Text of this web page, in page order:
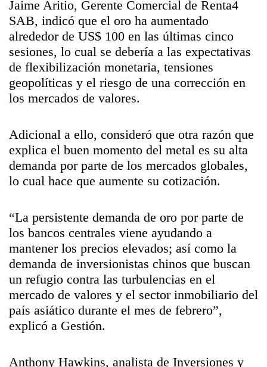
Jaime Aritio, Gerente Comercial de Renta4
SAB, indicó que el oro ha aumentado
alrededor de US$ 100 en las últimas cinco
sesiones, lo cual se debería a las expectativas
de flexibilización monetaria, tensiones
geopolíticas y el riesgo de una corrección en
los mercados de valores.
Adicional a ello, consideró que otra razón que
explica el buen momento del metal es su alta
demanda por parte de los mercados globales,
lo cual hace que aumente su cotización.
“La persistente demanda de oro por parte de
los bancos centrales viene ayudando a
mantener los precios elevados; así como la
demanda de inversionistas chinos que buscan
un refugio contra las turbulencias en el
mercado de valores y el sector inmobiliario del
país asiático durante el mes de febrero”,
explicó a Gestión.
Anthony Hawkins, analista de Inversiones y